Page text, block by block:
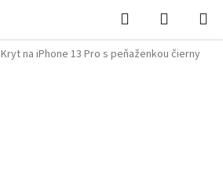
Hľadať
KOŠÍK
Kryt na iPhone 13 Pro s peňaženkou čierny